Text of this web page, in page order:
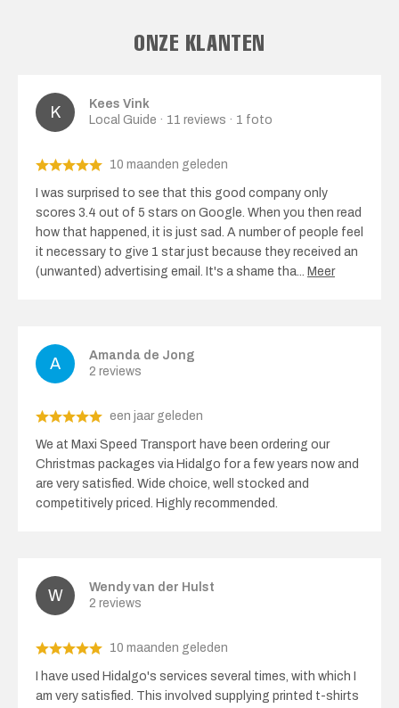
ONZE KLANTEN
Kees Vink
Local Guide · 11 reviews · 1 foto
10 maanden geleden
I was surprised to see that this good company only
scores 3.4 out of 5 stars on Google. When you then read
how that happened, it is just sad. A number of people feel
it necessary to give 1 star just because they received an
(unwanted) advertising email. It's a shame tha... Meer
Amanda de Jong
2 reviews
een jaar geleden
We at Maxi Speed ​​Transport have been ordering our
Christmas packages via Hidalgo for a few years now and
are very satisfied. Wide choice, well stocked and
competitively priced. Highly recommended.
Wendy van der Hulst
2 reviews
10 maanden geleden
I have used Hidalgo's services several times, with which I
am very satisfied. This involved supplying printed t-shirts